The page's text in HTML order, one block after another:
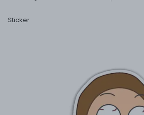
Sticker